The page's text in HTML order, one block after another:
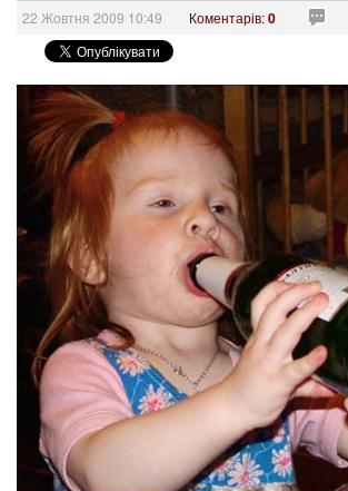
22 Жовтня 2009 10:49 Коментарів:0